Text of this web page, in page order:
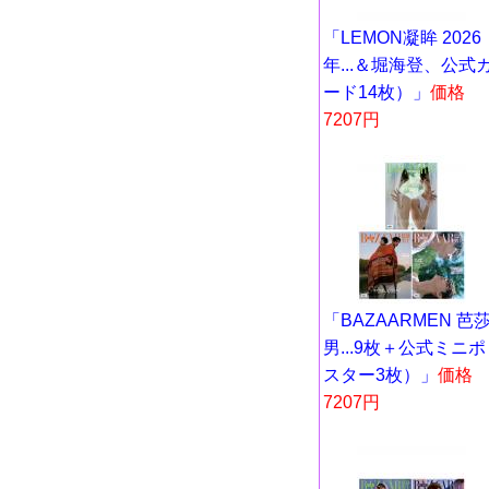
「LEMON凝眸 2026
年...＆堀海登、公式
ード14枚）」 価格
7207円
「BAZAARMEN 芭
男...9枚＋公式ミニポ
スター3枚）」 価格
7207円